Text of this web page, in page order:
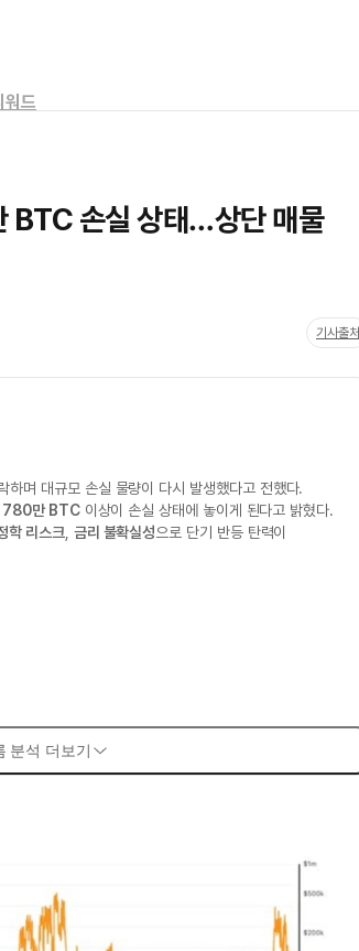
워드
손실 상태…상단 매물
기사출처
하며 대규모 손실 물량이 다시 발생했다고 전했다.
780만 BTC이상이 손실 상태에 놓이게 된다고 밝혔다.
학 리스크, 금리 불확실성으로 단기 반등 탄력이
분석 더보기